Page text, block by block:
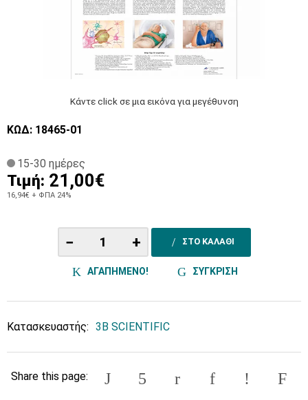
Κάντε click σε μια εικόνα για μεγέθυνση
ΚΩΔ: 18465-01
15-30 ημέρες
Τιμή: 21,00€
16,94€ + ΦΠΑ 24%
− + ΣΤΟ ΚΑΛΑΘΙ
ΑΓΑΠΗΜΕΝΟ! ΣΥΓΚΡΙΣΗ
Κατασκευαστής: 3B SCIENTIFIC
Share this page: